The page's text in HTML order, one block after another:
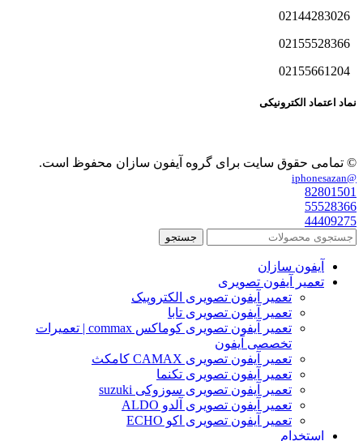
نماد اعتماد الکترونیکی
© تمامی حقوق سایت برای گروه آیفون سازان محفوظ است.
@iphonesazan
82801501
55528366
44409275
جستجو
آیفون سازان
تعمیر آیفون تصویری
تعمیر آیفون تصویری الکتروپیک
تعمیر آیفون تصویری تابا
تعمیر آیفون تصویری کوماکس commax | تعمیرات
تخصصی آیفون
تعمیر آیفون تصویری CAMAX کامکث
تعمیر آیفون تصویری تکنما
تعمیر آیفون تصویری سوزوکی suzuki
تعمیر آیفون تصویری آلدو ALDO
تعمیر آیفون تصویری اکو ECHO
استخدام